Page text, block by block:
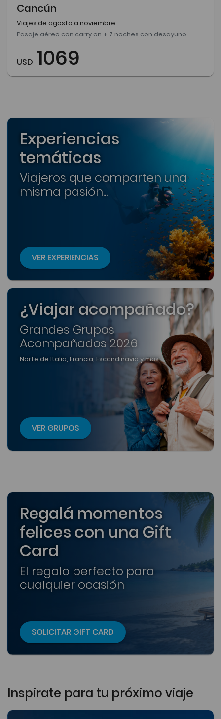
Cancún
Viajes de agosto a noviembre
Pasaje aéreo con carry on + 7 noches con desayuno
USD 1069
Experiencias
temáticas
Viajeros que comparten una
misma pasión...
VER EXPERIENCIAS
¿Viajar acompañado?
Grandes Grupos
Acompañados 2026
Norte de Italia, Francia, Escandinavia y más!
VER GRUPOS
Regalá momentos
felices con una Gift
Card
El regalo perfecto para
cualquier ocasión
SOLICITAR GIFT CARD
Inspirate para tu próximo viaje